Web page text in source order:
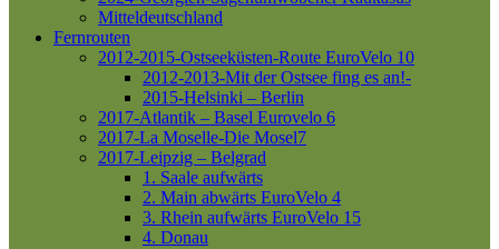
Mitteldeutschland
Fernrouten
2012-2015-Ostseeküsten-Route EuroVelo 10
2012-2013-Mit der Ostsee fing es an!-
2015-Helsinki – Berlin
2017-Atlantik – Basel Eurovelo 6
2017-La Moselle-Die Mosel7
2017-Leipzig – Belgrad
1. Saale aufwärts
2. Main abwärts EuroVelo 4
3. Rhein aufwärts EuroVelo 15
4. Donau